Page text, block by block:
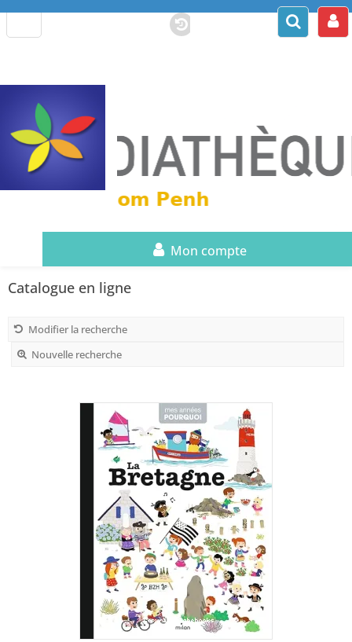
Mon compte
Catalogue en ligne
Modifier la recherche
Nouvelle recherche